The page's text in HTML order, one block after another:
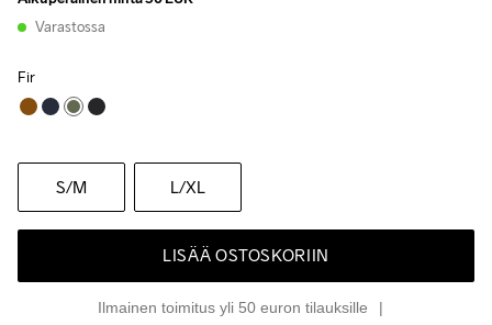
Varastossa
Fir
S/M L/XL
LISÄÄ OSTOSKORIIN
Ilmainen toimitus yli 50 euron tilauksille